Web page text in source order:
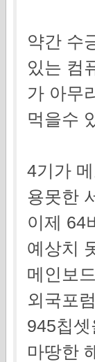
약간 수
있는 컴
가 아무
먹을수
4기가
용못한
이제 64
예상치
메인보
외국포
945칩
마땅한